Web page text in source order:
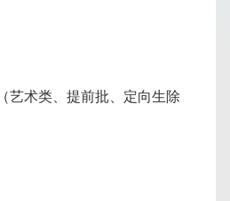
艺术类、提前批、定向生除